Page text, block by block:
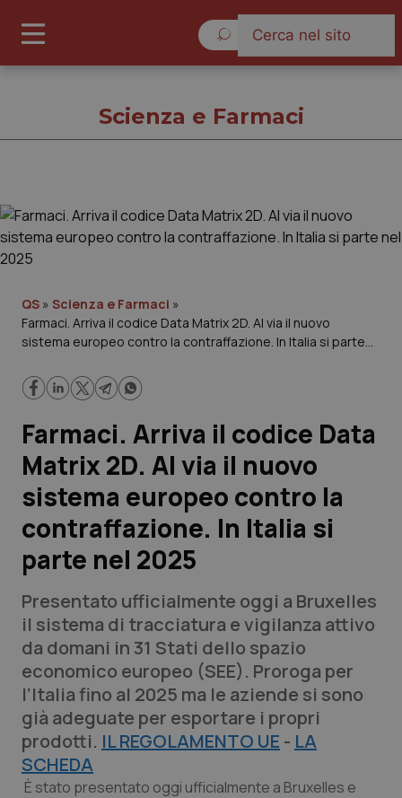
Cronache
Governo e Parlamento
Regioni e Asl
Lavoro e Professioni
Scienza e Farmaci
Studi e Analisi
Lettere al direttore
QS Pro
Professionisti Sanitari.AI
Abruzzo
Basilicata
QS Pro Gold
Artrite & artrosi
QS Club
Scienza e Farmaci
QS » Scienza e Farmaci »
Farmaci. Arriva il codice Data Matrix 2D. Al via il nuovo
sistema europeo contro la contraffazione. In Italia si parte
Farmaci. Arriva il codice Data
Matrix 2D. Al via il nuovo
sistema europeo contro la
contraffazione. In Italia si
parte nel 2025
Presentato ufficialmente oggi a Bruxelles
il sistema di tracciatura e vigilanza attivo
da domani in 31 Stati dello spazio
economico europeo (SEE). Proroga per
l’Italia fino al 2025 ma le aziende si sono
già adeguate per esportare i propri
prodotti. IL REGOLAMENTO UE - LA
SCHEDA
È stato presentato oggi ufficialmente a Bruxelles e